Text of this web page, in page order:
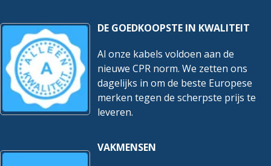
DE GOEDKOOPSTE IN KWALITEIT
Al onze kabels voldoen aan de
nieuwe CPR norm. We zetten ons
dagelijks in om de beste Europese
merken tegen de scherpste prijs te
leveren.
VAKMENSEN